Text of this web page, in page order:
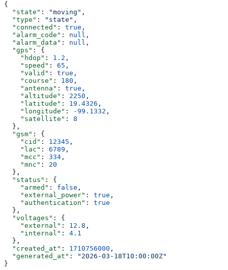
{
  "state"
: "moving" ,
  "type"
: "state" ,
  "connected"
: true ,
  "alarm_code"
: null ,
  "alarm_data"
: null ,
  "gps"
: {
    "hdop"
: 1.2 ,
    "speed"
: 65 ,
    "valid"
: true ,
    "course"
: 180 ,
    "antenna"
: true ,
    "altitude"
: 2250 ,
    "latitude"
: 19.4326 ,
    "longitude"
: -99.1332 ,
    "satellite"
: 8
  },
  "gsm"
: {
    "cid"
: 12345 ,
    "lac"
: 6789 ,
    "mcc"
: 334 ,
    "mnc"
: 20
  },
  "status"
: {
    "armed"
: false ,
    "external_power"
: true ,
    "authentication"
: true
  },
  "voltages"
: {
    "external"
: 12.8 ,
    "internal"
: 4.1
  },
  "created_at"
: 1710756000 ,
  "generated_at"
:
"2026-03-18T10:00:00Z"
}